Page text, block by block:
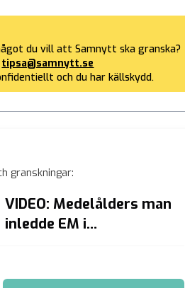
du vill att Samnytt ska granska?
tipsa@samnytt.se
och du har källskydd.
granskningar:
VIDEO: Medelålders man
inledde EM i